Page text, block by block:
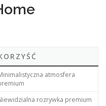
atmosfera
rozrywka premium